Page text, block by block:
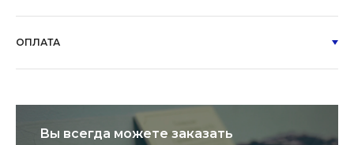
ОПЛАТА
Вы всегда можете заказать